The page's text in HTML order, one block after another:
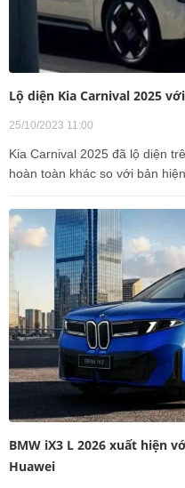
Lộ diện Kia Carnival 2025
25/10/2023 11:00
Kia Carnival 2025 đã lộ diện
hoàn toàn khác so với bản
BMW iX3 L 2026 xuất hiện
Huawei